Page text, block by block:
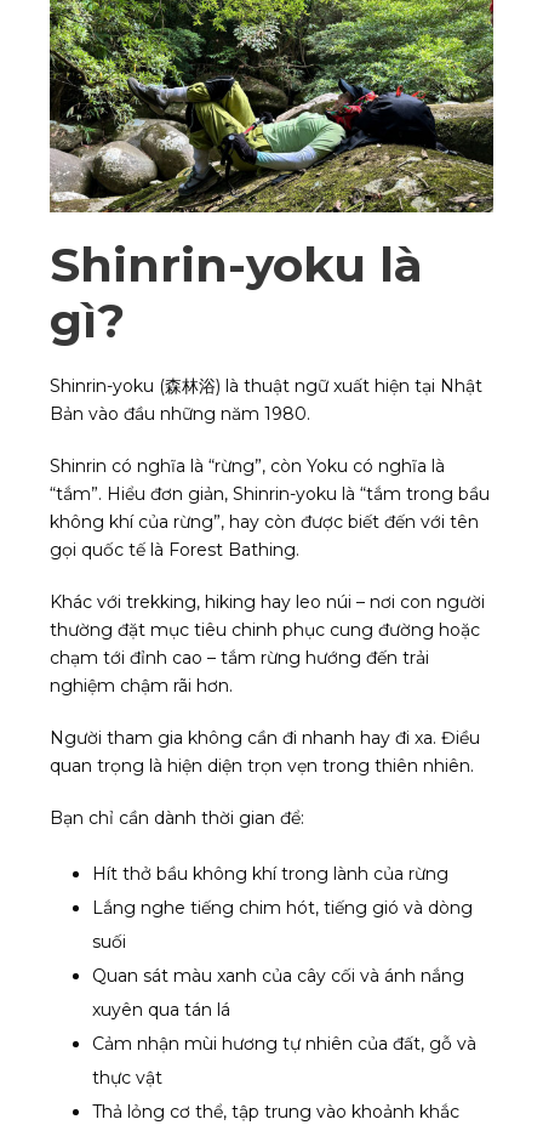
Shinrin-yoku là
gì?
Shinrin-yoku (森林浴) là thuật ngữ xuất hiện tại Nhật
Bản vào đầu những năm 1980.
Shinrin có nghĩa là “rừng”, còn Yoku có nghĩa là
“tắm”. Hiểu đơn giản, Shinrin-yoku là “tắm trong bầu
không khí của rừng”, hay còn được biết đến với tên
gọi quốc tế là Forest Bathing.
Khác với trekking, hiking hay leo núi – nơi con người
thường đặt mục tiêu chinh phục cung đường hoặc
chạm tới đỉnh cao – tắm rừng hướng đến trải
nghiệm chậm rãi hơn.
Người tham gia không cần đi nhanh hay đi xa. Điều
quan trọng là hiện diện trọn vẹn trong thiên nhiên.
Bạn chỉ cần dành thời gian để:
Hít thở bầu không khí trong lành của rừng
Lắng nghe tiếng chim hót, tiếng gió và dòng
suối
Quan sát màu xanh của cây cối và ánh nắng
xuyên qua tán lá
Cảm nhận mùi hương tự nhiên của đất, gỗ và
thực vật
Thả lỏng cơ thể, tập trung vào khoảnh khắc